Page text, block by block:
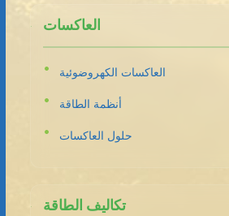
العاكسات
العاكسات الكهروضوئية
أنظمة الطاقة
حلول العاكسات
تكاليف الطاقة